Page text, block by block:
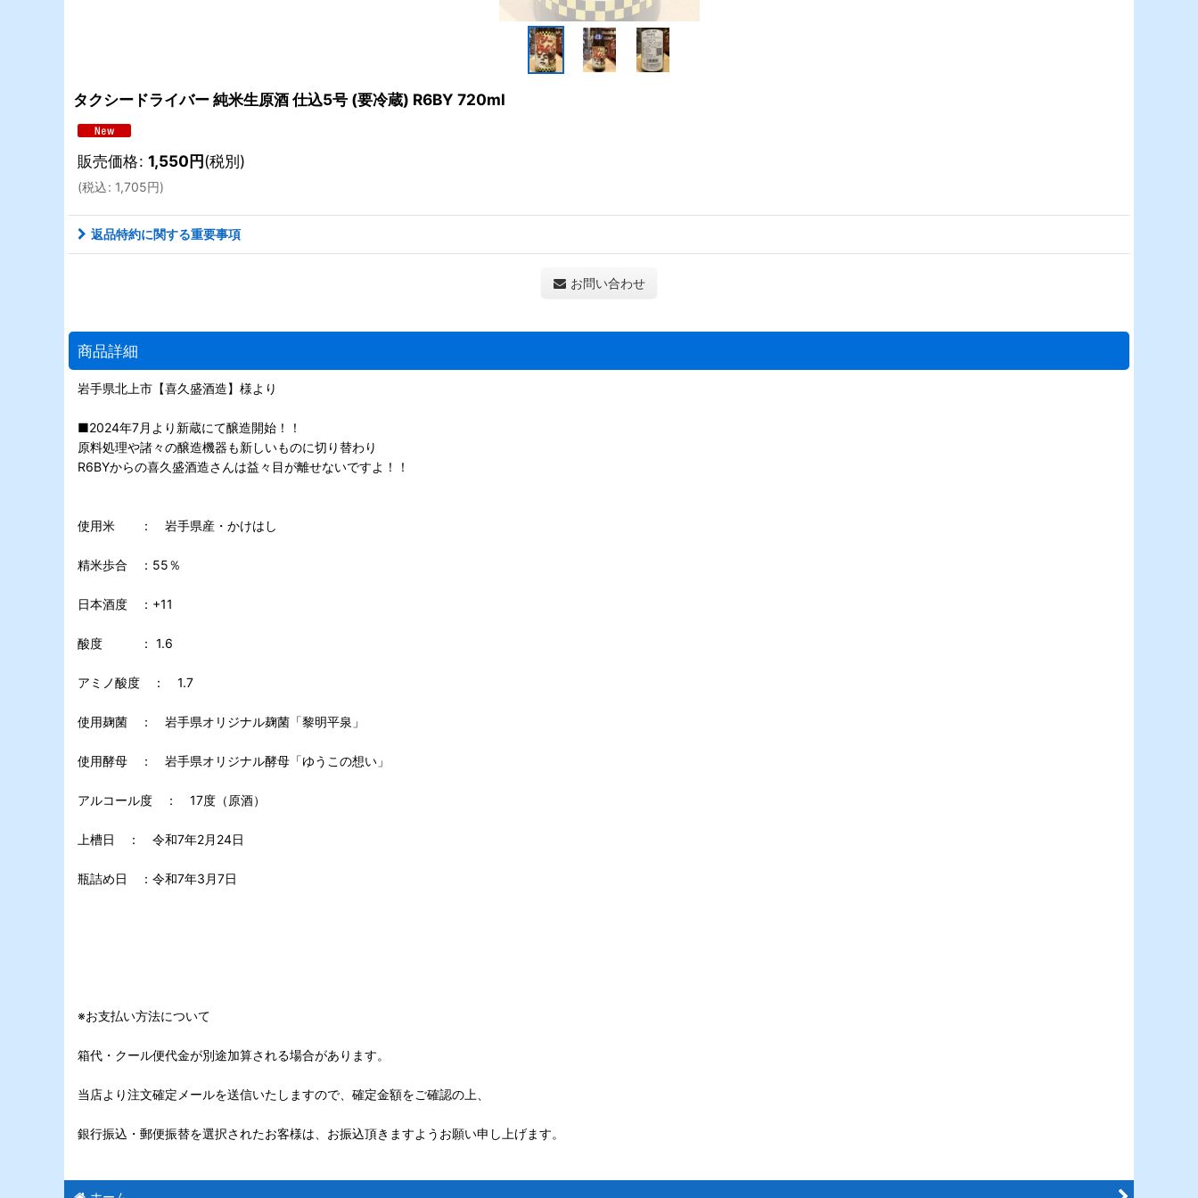
タクシードライバー 純米生原酒 仕込5号 (要冷蔵) R6BY 720ml
販売価格: 1,550円(税別)
(税込: 1,705円)
返品特約に関する重要事項
お問い合わせ
商品詳細
岩手県北上市【喜久盛酒造】様より
■2024年7月より新蔵にて醸造開始！！
原料処理や諸々の醸造機器も新しいものに切り替わり
R6BYからの喜久盛酒造さんは益々目が離せないですよ！！
使用米 ： 岩手県産・かけはし
精米歩合 ：55％
日本酒度 ：+11
酸度 ： 1.6
アミノ酸度 ： 1.7
使用麹菌 ： 岩手県オリジナル麹菌「黎明平泉」
使用酵母 ： 岩手県オリジナル酵母「ゆうこの想い」
アルコール度 ： 17度（原酒）
上槽日 ： 令和7年2月24日
瓶詰め日 ：令和7年3月7日
※お支払い方法について
箱代・クール便代金が別途加算される場合があります。
当店より注文確定メールを送信いたしますので、確定金額をご確認の上、
銀行振込・郵便振替を選択されたお客様は、お振込頂きますようお願い申し上げます。